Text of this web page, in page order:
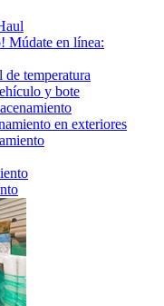
Múdate en línea:
temperatura
y bote
en exteriores